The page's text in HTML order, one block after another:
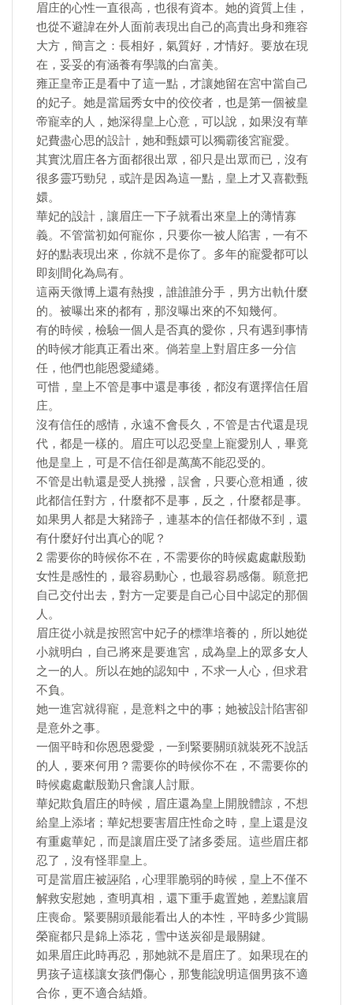
眉庄的心性一直很高，也很有資本。她的資質上佳，
也從不避諱在外人面前表現出自己的高貴出身和雍容
大方，簡言之：長相好，氣質好，才情好。要放在現
在，妥妥的有涵養有學識的白富美。
雍正皇帝正是看中了這一點，才讓她留在宮中當自己
的妃子。她是當屆秀女中的佼佼者，也是第一個被皇
帝寵幸的人，她深得皇上心意，可以說，如果沒有華
妃費盡心思的設計，她和甄嬛可以獨霸後宮寵愛。
其實沈眉庄各方面都很出眾，卻只是出眾而已，沒有
很多靈巧勁兒，或許是因為這一點，皇上才又喜歡甄
嬛。
華妃的設計，讓眉庄一下子就看出來皇上的薄情寡
義。不管當初如何寵你，只要你一被人陷害，一有不
好的點表現出來，你就不是你了。多年的寵愛都可以
即刻間化為烏有。
這兩天微博上還有熱搜，誰誰誰分手，男方出軌什麼
的。被曝出來的都有，那沒曝出來的不知幾何。
有的時候，檢驗一個人是否真的愛你，只有遇到事情
的時候才能真正看出來。倘若皇上對眉庄多一分信
任，他們也能恩愛繾綣。
可惜，皇上不管是事中還是事後，都沒有選擇信任眉
庄。
沒有信任的感情，永遠不會長久，不管是古代還是現
代，都是一樣的。眉庄可以忍受皇上寵愛別人，畢竟
他是皇上，可是不信任卻是萬萬不能忍受的。
不管是出軌還是受人挑撥，誤會，只要心意相通，彼
此都信任對方，什麼都不是事，反之，什麼都是事。
如果男人都是大豬蹄子，連基本的信任都做不到，還
有什麼好付出真心的呢？
2 需要你的時候你不在，不需要你的時候處處獻殷勤
女性是感性的，最容易動心，也最容易感傷。願意把
自己交付出去，對方一定要是自己心目中認定的那個
人。
眉庄從小就是按照宮中妃子的標準培養的，所以她從
小就明白，自己將來是要進宮，成為皇上的眾多女人
之一的人。所以在她的認知中，不求一人心，但求君
不負。
她一進宮就得寵，是意料之中的事；她被設計陷害卻
是意外之事。
一個平時和你恩恩愛愛，一到緊要關頭就裝死不說話
的人，要來何用？需要你的時候你不在，不需要你的
時候處處獻殷勤只會讓人討厭。
華妃欺負眉庄的時候，眉庄還為皇上開脫體諒，不想
給皇上添堵；華妃想要害眉庄性命之時，皇上還是沒
有重處華妃，而是讓眉庄受了諸多委屈。這些眉庄都
忍了，沒有怪罪皇上。
可是當眉庄被誣陷，心理罪脆弱的時候，皇上不僅不
解救安慰她，查明真相，還下重手處置她，差點讓眉
庄喪命。緊要關頭最能看出人的本性，平時多少賞賜
榮寵都只是錦上添花，雪中送炭卻是最關鍵。
如果眉庄此時再忍，那她就不是眉庄了。如果現在的
男孩子這樣讓女孩們傷心，那隻能說明這個男孩不適
合你，更不適合結婚。